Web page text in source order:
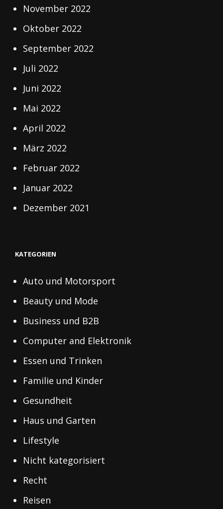
November 2022
Oktober 2022
September 2022
Juli 2022
Juni 2022
Mai 2022
April 2022
März 2022
Februar 2022
Januar 2022
Dezember 2021
KATEGORIEN
Auto und Motorsport
Beauty und Mode
Business und B2B
Computer and Elektronik
Essen und Trinken
Familie und Kinder
Gesundheit
Haus und Garten
Lifestyle
Nicht kategorisiert
Recht
Reisen